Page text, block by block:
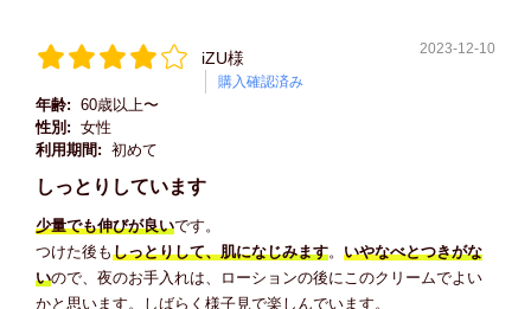
iZU様
購入確認済み
2023-12-10
年齢: 60歳以上〜
性別: 女性
利用期間: 初めて
しっとりしています
少量でも伸びが良いです。
つけた後もしっとりして、肌になじみます。 いやなべとつきがな
いので、夜のお手入れは、ローションの後にこのクリームでよい
かと思います。しばらく様子見で楽しんでいます。